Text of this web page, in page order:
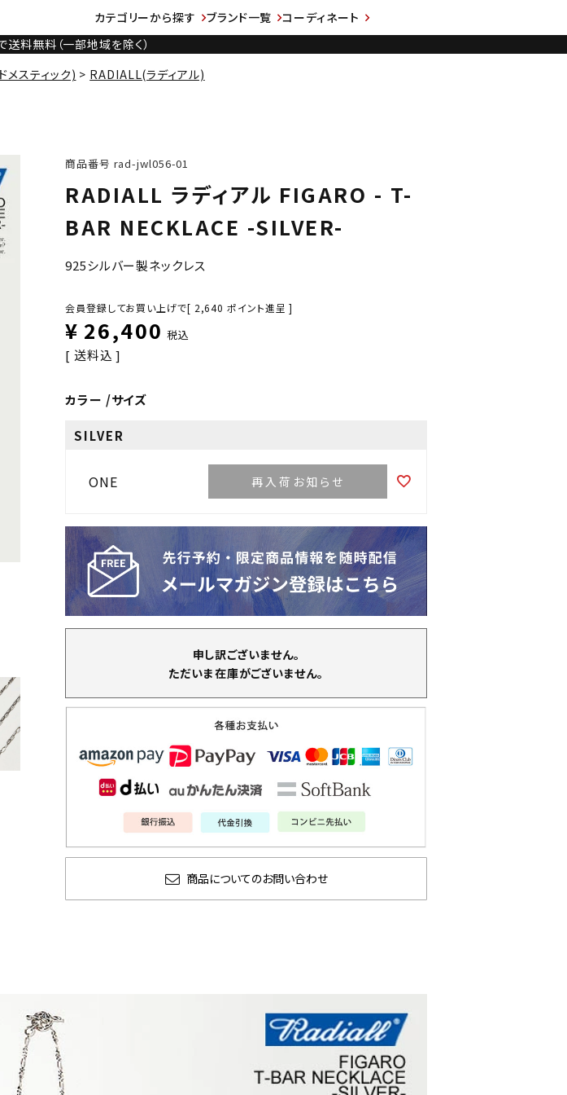
カテゴリーから探す ブランド一覧
コーディネート
料無料（一部地域を除く）
スティック)
RADIALL(ラディアル)
商品番号 rad-jwl056-01
RADIALL ラディアル FIGARO - T-
BAR NECKLACE -SILVER-
925シルバー製ネックレス
会員登録してお買い上げで[ 2,640 ポイント進呈 ]
¥ 26,400 税込
送料込
カラー サイズ
SILVER
ONE 再入荷お知らせ
申し訳ございません。
ただいま在庫がございません。
商品についてのお問い合わせ
予約
glamb × 劇場版『チェン
GLIMCLAP 2026 秋冬
1st 先行予約